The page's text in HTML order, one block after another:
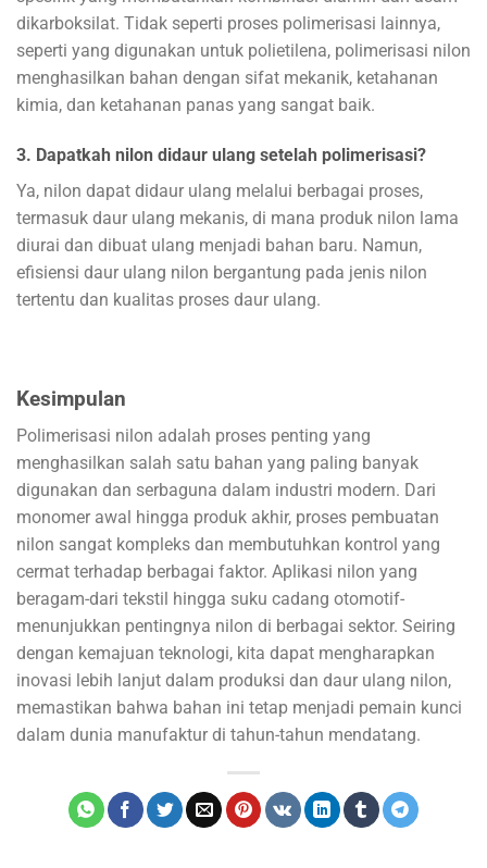
dikarboksilat. Tidak seperti proses polimerisasi lainnya,
seperti yang digunakan untuk polietilena, polimerisasi nilon
menghasilkan bahan dengan sifat mekanik, ketahanan
kimia, dan ketahanan panas yang sangat baik.
3. Dapatkah nilon didaur ulang setelah polimerisasi?
Ya, nilon dapat didaur ulang melalui berbagai proses,
termasuk daur ulang mekanis, di mana produk nilon lama
diurai dan dibuat ulang menjadi bahan baru. Namun,
efisiensi daur ulang nilon bergantung pada jenis nilon
tertentu dan kualitas proses daur ulang.
Kesimpulan
Polimerisasi nilon adalah proses penting yang
menghasilkan salah satu bahan yang paling banyak
digunakan dan serbaguna dalam industri modern. Dari
monomer awal hingga produk akhir, proses pembuatan
nilon sangat kompleks dan membutuhkan kontrol yang
cermat terhadap berbagai faktor. Aplikasi nilon yang
beragam-dari tekstil hingga suku cadang otomotif-
menunjukkan pentingnya nilon di berbagai sektor. Seiring
dengan kemajuan teknologi, kita dapat mengharapkan
inovasi lebih lanjut dalam produksi dan daur ulang nilon,
memastikan bahwa bahan ini tetap menjadi pemain kunci
dalam dunia manufaktur di tahun-tahun mendatang.